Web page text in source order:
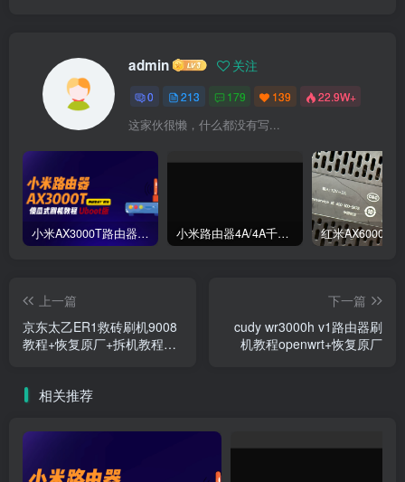
admin 关注
0 213 179 139 22.9W+
这家伙很懒，什么都没有写...
小米AX3000T路由器刷机教程傻瓜式uboot版支持v1v2+恢复原厂系统教程RD03 RD23 小米路由器4A/4A千兆版/R4A/R4AC傻瓜式刷机教程breed版+openwrt分区版支持V1V2+恢复原厂教程
上一篇
京东太乙ER1救砖刷机9008
教程+恢复原厂+拆机教程
下一篇
cudy wr3000h v1路由器刷
机教程openwrt+恢复原厂
相关推荐